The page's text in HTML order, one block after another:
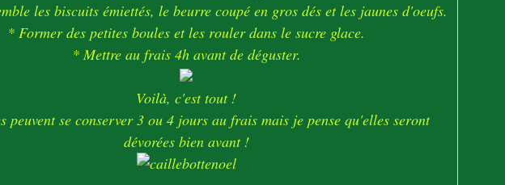
les biscuits émiettés, le beurre coupé en gros dés et les jaunes d'oeufs.
* Former des petites boules et les rouler dans le sucre glace.
* Mettre au frais 4h avant de déguster.
Voilà, c'est tout !
peuvent se conserver 3 ou 4 jours au frais mais je pense qu'elles seront
dévorées bien avant !